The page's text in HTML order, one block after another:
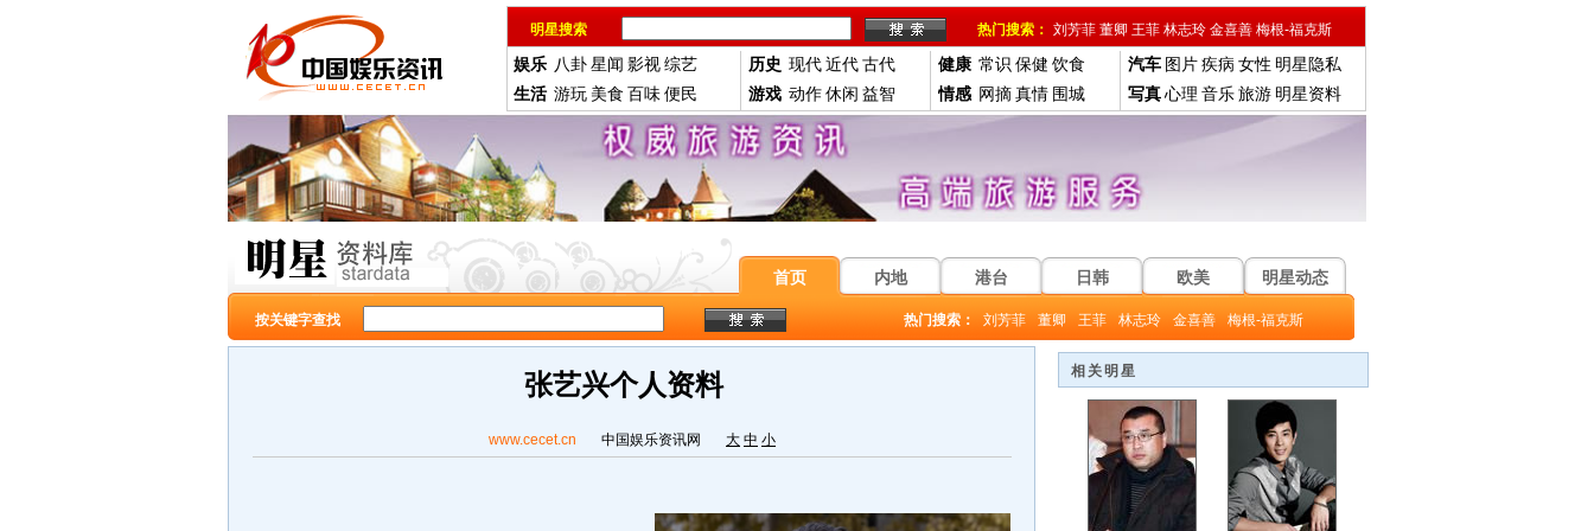
明星搜索 热门搜索： 刘芳菲 董卿 王菲 林志玲 金喜善 梅根-福克斯
娱乐 八卦星闻 影视综艺
生活 游玩 美食 百味便民
历史 现代近代古代
游戏 动作休闲 益智
健康 常识 保健 饮食
情感 网摘真情 围城
汽车 图片疾病 女性 明星隐私
写真心理 音乐旅游 明星资料
首页 内地 港台 日韩 欧美 明星动态
按关键字查找 热门搜索： 刘芳菲 董卿 王菲 林志玲 金喜善 梅根-福克斯
张艺兴个人资料
www.cecet.cn 中国娱乐资讯网 大 中 小
相关明星